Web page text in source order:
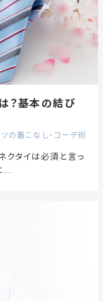
？基本の結び
の着こなし・コーデ術
クタイは必須と言っ
...